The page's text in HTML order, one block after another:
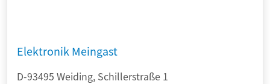
Elektronik Meingast
D-93495 Weiding, Schillerstraße 1